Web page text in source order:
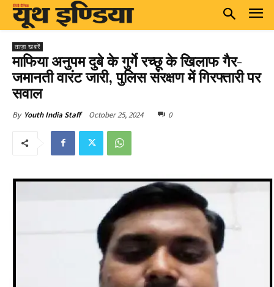
ताज़ा खबरें
माफिया अनुपम दुबे के गुर्गे रच्छू के खिलाफ गैर-
जमानती वारंट जारी, पुलिस संरक्षण में गिरफ्तारी पर
सवाल
By Youth India Staff October 25, 2024 0